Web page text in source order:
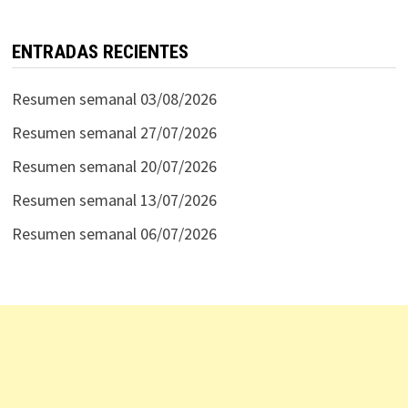
ENTRADAS RECIENTES
Resumen semanal 03/08/2026
Resumen semanal 27/07/2026
Resumen semanal 20/07/2026
Resumen semanal 13/07/2026
Resumen semanal 06/07/2026